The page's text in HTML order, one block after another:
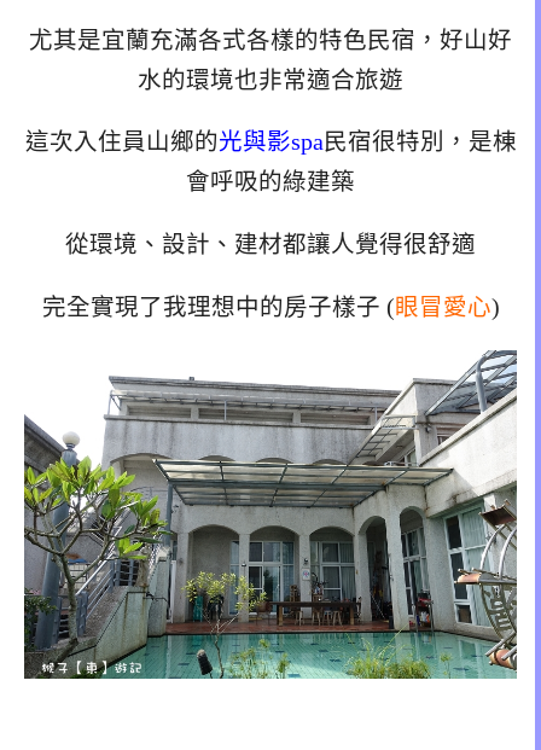
尤其是宜蘭充滿各式各樣的特色民宿，好山好
水的環境也非常適合旅遊
這次入住員山鄉的光與影spa民宿很特別，是棟
會呼吸的綠建築
從環境、設計、建材都讓人覺得很舒適
完全實現了我理想中的房子樣子 (眼冒愛心)